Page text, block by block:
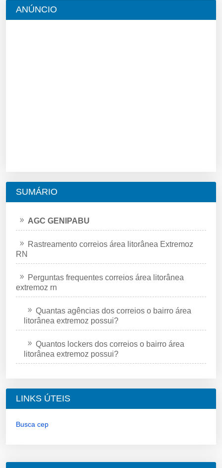
ANÚNCIO
SUMÁRIO
AGC GENIPABU
Rastreamento correios área litorânea Extremoz
RN
Perguntas frequentes correios área litorânea
extremoz rn
Quantas agências dos correios o bairro área
litorânea extremoz possui?
Quantos lockers dos correios o bairro área
litorânea extremoz possui?
LINKS ÚTEIS
Busca cep